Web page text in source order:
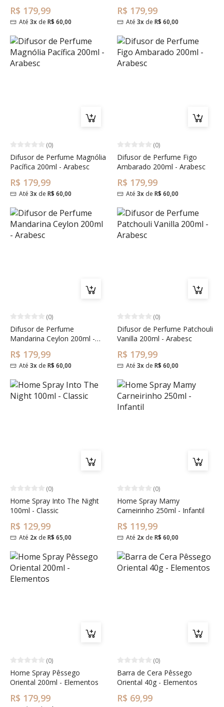
R$ 179,99
Até3x deR$ 60,00
R$ 179,99
Até3x deR$ 60,00
(0)
Difusor de Perfume Magnólia
Pacífica 200ml - Arabesc
R$ 179,99
Até3x deR$ 60,00
(0)
Difusor de Perfume Figo
Ambarado 200ml - Arabesc
R$ 179,99
Até3x deR$ 60,00
(0)
Difusor de Perfume
Mandarina Ceylon 200ml -
R$ 179,99
Até3x deR$ 60,00
(0)
Difusor de Perfume Patchouli
Vanilla 200ml - Arabesc
R$ 179,99
Até3x deR$ 60,00
(0)
Home Spray Into The Night
100ml - Classic
R$ 129,99
Até 2x deR$ 65,00
(0)
Home Spray Mamy
Carneirinho 250ml - Infantil
R$ 119,99
Até 2x deR$ 60,00
(0)
Home Spray Pêssego
Oriental 200ml - Elementos
R$ 179,99
(0)
Barra de Cera Pêssego
Oriental 40g - Elementos
R$ 69,99